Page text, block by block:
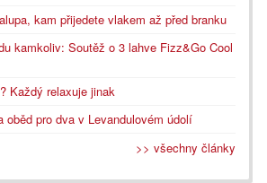
kam přijedete vlakem až před branku
kamkoliv: Soutěž o 3 lahve Fizz&Go Cool
Každý relaxuje jinak
oběd pro dva v Levandulovém údolí
>> všechny články